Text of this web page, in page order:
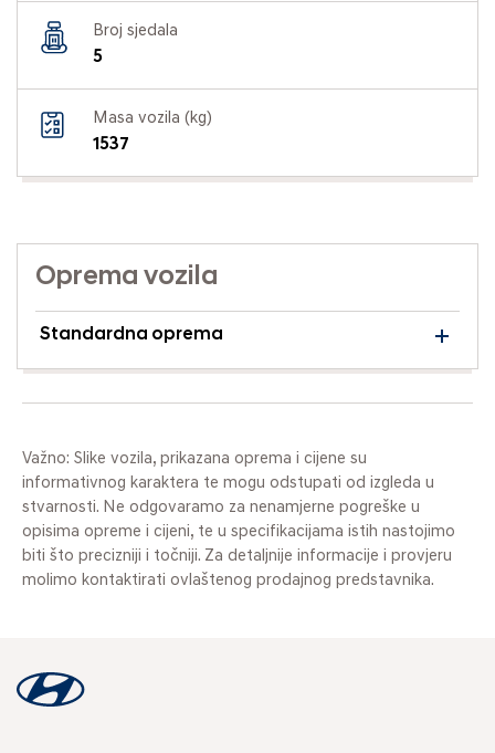
Broj sjedala
5
Masa vozila (kg)
1537
Oprema vozila
Standardna oprema
Važno: Slike vozila, prikazana oprema i cijene su
informativnog karaktera te mogu odstupati od izgleda u
stvarnosti. Ne odgovaramo za nenamjerne pogreške u
opisima opreme i cijeni, te u specifikacijama istih nastojimo
biti što precizniji i točniji. Za detaljnije informacije i provjeru
molimo kontaktirati ovlaštenog prodajnog predstavnika.